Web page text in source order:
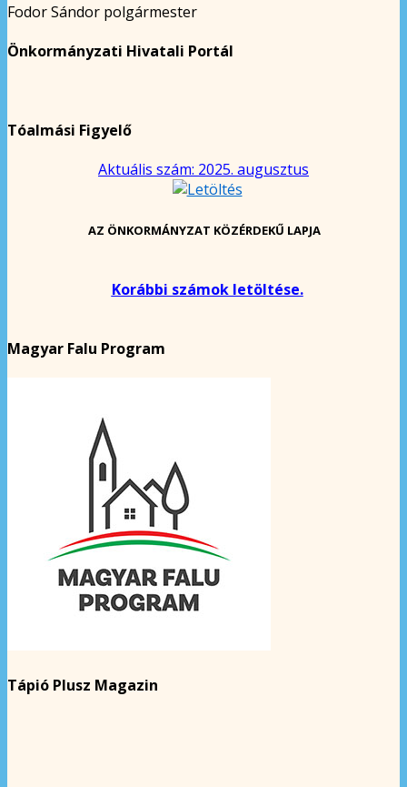
Fodor Sándor polgármester
Önkormányzati Hivatali Portál
Tóalmási Figyelő
Aktuális szám: 2025. augusztus
AZ ÖNKORMÁNYZAT KÖZÉRDEKŰ LAPJA
Korábbi számok letöltése.
Magyar Falu Program
Tápió Plusz Magazin